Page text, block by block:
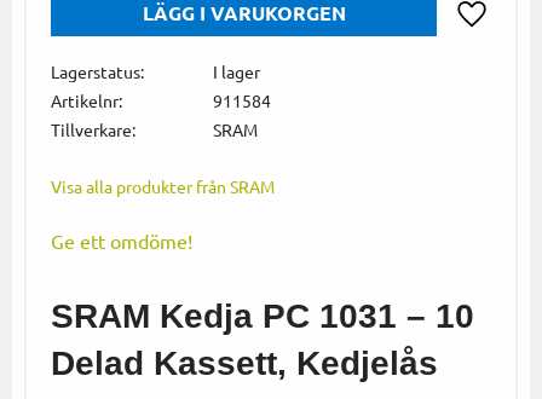
Lagerstatus
I lager
Artikelnr
911584
Tillverkare
SRAM
Visa alla produkter från SRAM
Ge ett omdöme!
SRAM Kedja PC 1031 – 10
Delad Kassett, Kedjelås